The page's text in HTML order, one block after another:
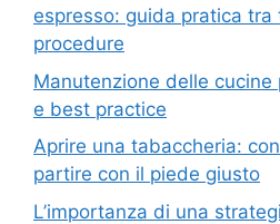
espresso: guida pratica tra
procedure
Manutenzione delle
e best practice
Aprire una tabaccheria:
partire con il piede giusto
L’importanza di una